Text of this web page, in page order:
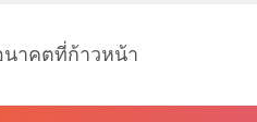
นาคตที่ก้าวหน้า